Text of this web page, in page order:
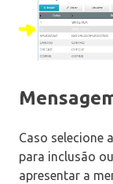
Caso selecione
para inclusão
apresentar a